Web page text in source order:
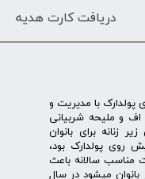
دریافت کارت هدیه
که گالری پولدارک با مدیریت و
اف و ملیحه شربیانی
زنانه برای بانوان
روی پولدارک بود،
مناسب سالانه باعث
بانوان میشود در سال